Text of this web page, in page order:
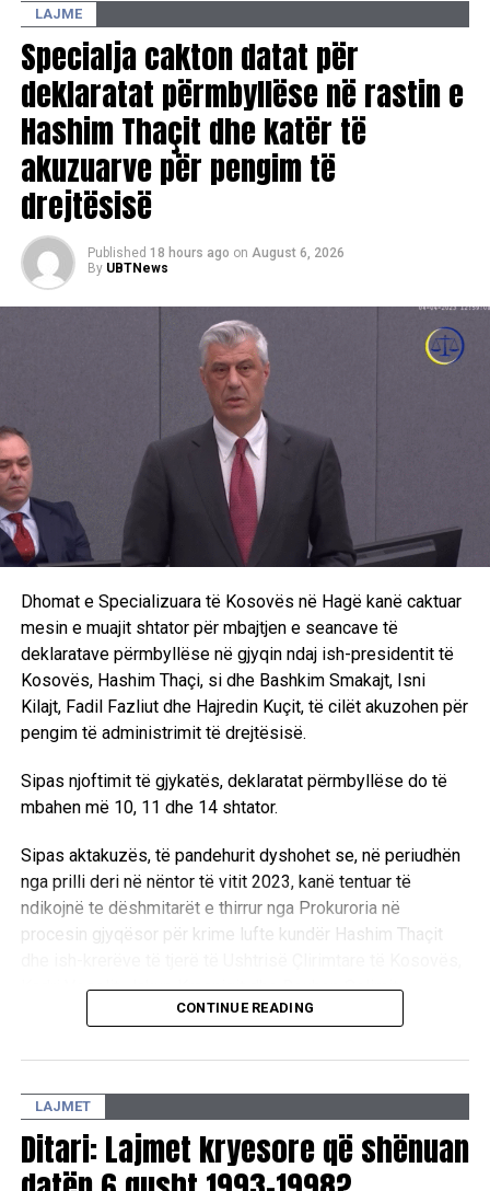
LAJME
Specialja cakton datat për
deklaratat përmbyllëse në rastin e
Hashim Thaçit dhe katër të
akuzuarve për pengim të
drejtësisë
Published 18 hours ago on August 6, 2026
By UBTNews
Dhomat e Specializuara të Kosovës në Hagë kanë caktuar
mesin e muajit shtator për mbajtjen e seancave të
deklaratave përmbyllëse në gjyqin ndaj ish-presidentit të
Kosovës, Hashim Thaçi, si dhe Bashkim Smakajt, Isni
Kilajt, Fadil Fazliut dhe Hajredin Kuçit, të cilët akuzohen për
pengim të administrimit të drejtësisë.
Sipas njoftimit të gjykatës, deklaratat përmbyllëse do të
mbahen më 10, 11 dhe 14 shtator.
Sipas aktakuzës, të pandehurit dyshohet se, në periudhën
nga prilli deri në nëntor të vitit 2023, kanë tentuar të
ndikojnë te dëshmitarët e thirrur nga Prokuroria në
procesin gjyqësor për krime lufte kundër Hashim Thaçit
Kadri Veselit, Jakup Krasniqit dhe Rexhep Selimit.
personave zyrtarë në kryerjen e detyrave zyrtare, si dhe
mosbindje ndaj gjykatës.
Ndërkaq, ndaj Bashkim Smakajt, Isni Kilajt dhe Fadil Fazliut
CONTINUE READING
LAJMET
Ditari: Lajmet kryesore që shënuan